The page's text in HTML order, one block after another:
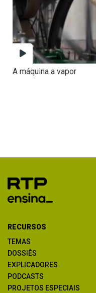
A máquina a vapor
RECURSOS
TEMAS
DOSSIÊS
EXPLICADORES
PODCASTS
PROJETOS ESPECIAIS